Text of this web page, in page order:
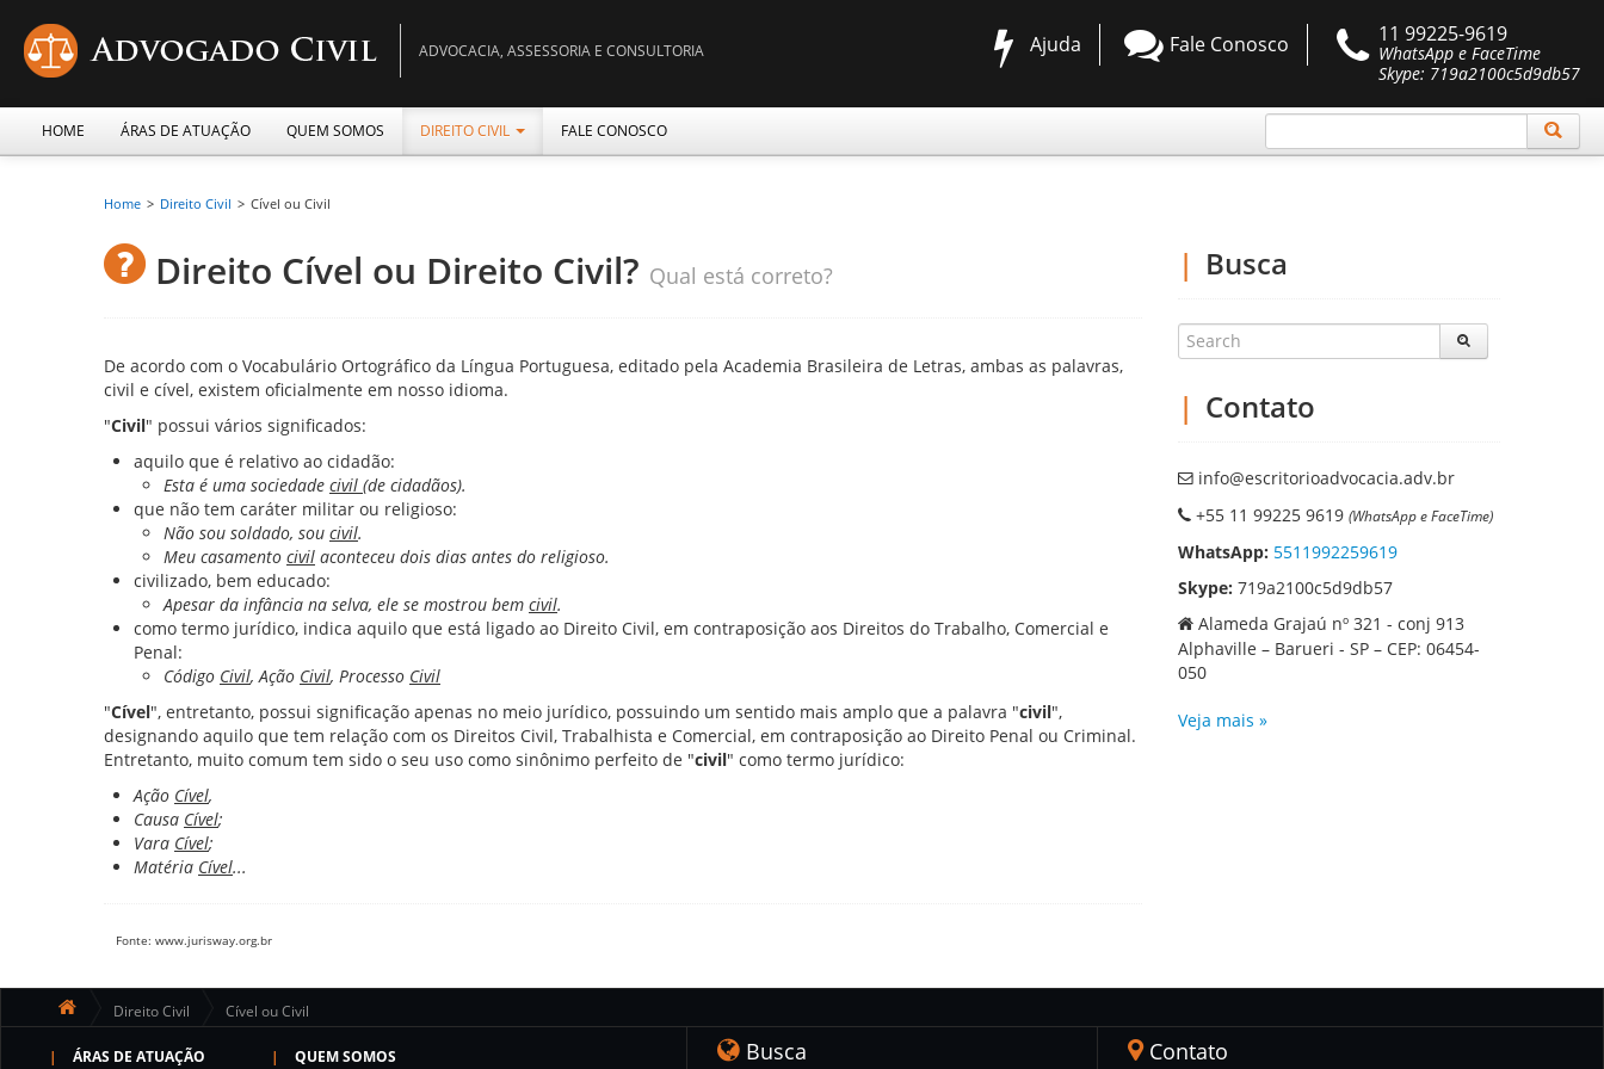
Ajuda Fale Conosco 11 99225-9619
WhatsApp e FaceTime
Skype: 719a2100c5d9db57
ADVOCACIA, ASSESSORIA E CONSULTORIA
HOME ÁRAS DE ATUAÇÃO QUEM SOMOS DIREITO CIVIL FALE CONOSCO
Home > Direito Civil > Cível ou Civil
Direito Cível ou Direito Civil? Qual está correto?
De acordo com o Vocabulário Ortográfico da Língua Portuguesa, editado pela Academia Brasileira de Letras, ambas as palavras,
civil e cível, existem oficialmente em nosso idioma.
"Civil" possui vários significados:
aquilo que é relativo ao cidadão:
Esta é uma sociedade civil (de cidadãos).
que não tem caráter militar ou religioso:
Não sou soldado, sou civil.
Meu casamento civil aconteceu dois dias antes do religioso.
civilizado, bem educado:
Apesar da infância na selva, ele se mostrou bem civil.
como termo jurídico, indica aquilo que está ligado ao Direito Civil, em contraposição aos Direitos do Trabalho, Comercial e
Penal:
Código Civil, Ação Civil, Processo Civil
"Cível", entretanto, possui significação apenas no meio jurídico, possuindo um sentido mais amplo que a palavra "civil",
designando aquilo que tem relação com os Direitos Civil, Trabalhista e Comercial, em contraposição ao Direito Penal ou Criminal.
Entretanto, muito comum tem sido o seu uso como sinônimo perfeito de "civil" como termo jurídico:
Ação Cível,
Causa Cível;
Vara Cível;
Matéria Cível...
Fonte: www.jurisway.org.br
Busca
Contato
info@escritorioadvocacia.adv.br
+55 11 99225 9619 (WhatsApp e FaceTime)
WhatsApp: 5511992259619
Skype: 719a2100c5d9db57
Alameda Grajaú nº 321 - conj 913
Alphaville – Barueri - SP – CEP: 06454-
050
Veja mais »
Direito Civil Cível ou Civil
ÁRAS DE ATUAÇÃO QUEM SOMOS Busca Contato